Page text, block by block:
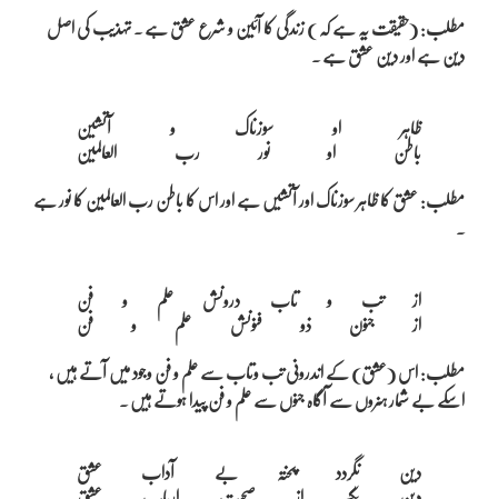
مطلب: (حقیقت یہ ہے کہ ) زندگی کا آئین و شرع عشق ہے ۔ تہذیب کی اصل
دین ہے اور دین عشق ہے ۔
ظاہر او سوزناک و آتشین
مطلب: عشق کا ظاہر سوزناک اور آتشیں ہے اور اس کا باطن رب العالمین کا نور ہے
۔
از تب و تاب درونش علم و فن
مطلب: اس (عشق) کے اندرونی تب وتاب سے علم و فن وجود میں آتے ہیں ،
اسکے بے شمار ہنروں سے آگاہ جنوں سے علم و فن پیدا ہوتے ہیں ۔
دین نگردد پختہ بے آداب عشق